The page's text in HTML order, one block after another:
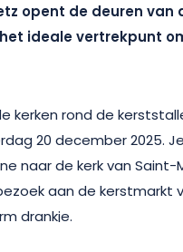
opent de deuren van
ideale vertrekpunt
kerken rond de
20 december 2025.
naar de kerk van Saint-
aan de kerstmarkt
drankje.